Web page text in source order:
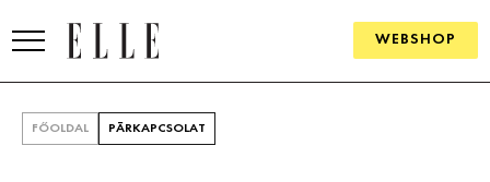
WEBSHOP
FŐOLDAL PÁRKAPCSOLAT